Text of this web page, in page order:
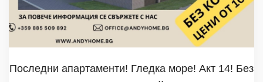
Последни апартаменти! Гледка море! Акт 14! Без